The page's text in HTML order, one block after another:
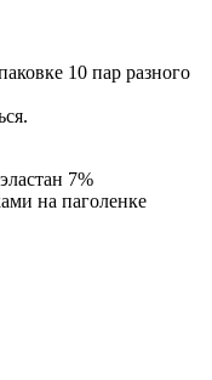
10 пар разного
7%
на паголенке